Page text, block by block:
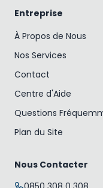
Entreprise
À Propos de Nous
Nos Services
Contact
Centre d'Aide
Questions
Plan du Site
Nous Contacter